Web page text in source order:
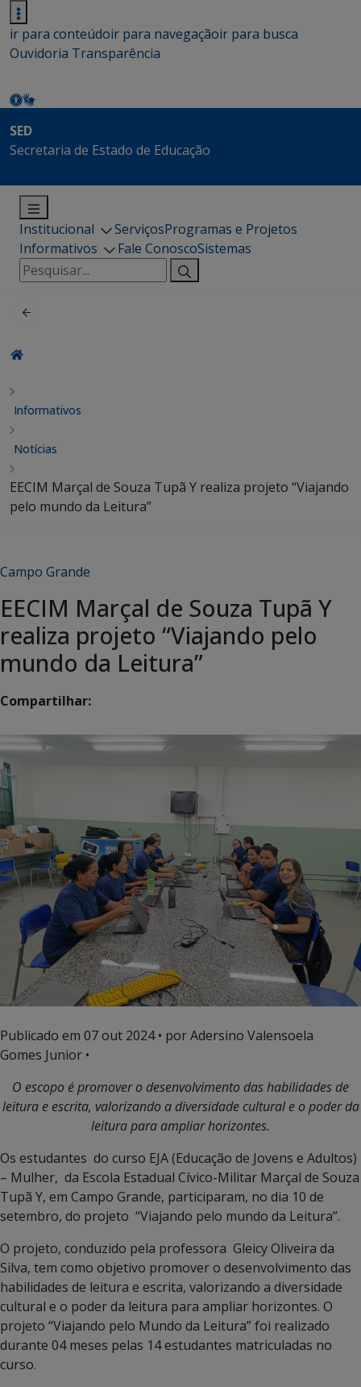
ir para conteúdoir para navegaçãoir para busca
Ouvidoria Transparência
SED
Secretaria de Estado de Educação
Institucional ServiçosProgramas e Projetos
Informativos
Fale ConoscoSistemas
Pesquisar
por:
Informativos
Notícias
EECIM Marçal de Souza Tupã Y realiza projeto “Viajando
pelo mundo da Leitura”
Campo Grande
EECIM Marçal de Souza Tupã Y
realiza projeto “Viajando pelo
mundo da Leitura”
Compartilhar:
Publicado em 07 out 2024• por Adersino Valensoela
Gomes Junior •
O escopo é promover o desenvolvimento das habilidades de
leitura e escrita, valorizando a diversidade cultural e o poder da
leitura para ampliar horizontes.
Os estudantes do curso EJA (Educação de Jovens e Adultos)
– Mulher, da Escola Estadual Cívico-Militar Marçal de Souza
Tupã Y, em Campo Grande, participaram, no dia 10 de
setembro, do projeto “Viajando pelo mundo da Leitura”.
O projeto, conduzido pela professora Gleicy Oliveira da
Silva, tem como objetivo promover o desenvolvimento das
habilidades de leitura e escrita, valorizando a diversidade
cultural e o poder da leitura para ampliar horizontes. O
projeto “Viajando pelo Mundo da Leitura” foi realizado
durante 04 meses pelas 14 estudantes matriculadas no
curso.